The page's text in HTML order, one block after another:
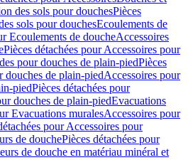
des sols pour douchesPièces
sols pour douchesEcoulements de
Ecoulements de doucheAccessoires
Pièces détachées pour Accessoires pour
pour douches de plain-piedPièces
douches de plain-piedAccessoires pour
piedPièces détachées pour
douches de plain-piedEvacuations
Evacuations muralesAccessoires pour
pour Accessoires pour
de douchePièces détachées pour
de douche en matériau minéral et